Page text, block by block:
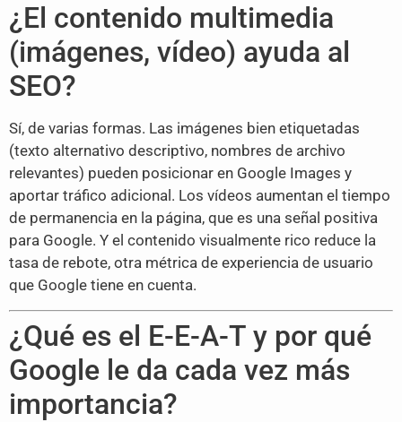
¿El contenido multimedia
(imágenes, vídeo) ayuda al
SEO?
Sí, de varias formas. Las imágenes bien etiquetadas
(texto alternativo descriptivo, nombres de archivo
relevantes) pueden posicionar en Google Images y
aportar tráfico adicional. Los vídeos aumentan el tiempo
de permanencia en la página, que es una señal positiva
para Google. Y el contenido visualmente rico reduce la
tasa de rebote, otra métrica de experiencia de usuario
que Google tiene en cuenta.
¿Qué es el E-E-A-T y por qué
Google le da cada vez más
importancia?